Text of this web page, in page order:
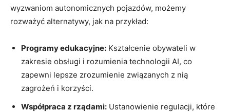
wyzwaniom autonomicznych pojazdów, możemy
rozważyć alternatywy, jak na przykład:
Programy edukacyjne: Kształcenie obywateli w
zakresie obsługi i rozumienia technologii AI, co
zapewni lepsze zrozumienie związanych z nią
zagrożeń i korzyści.
Współpraca z rządami: Ustanowienie regulacji, które